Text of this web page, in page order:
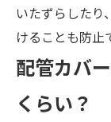
いたずらしたり
けることも防止
配管カバ
くらい？